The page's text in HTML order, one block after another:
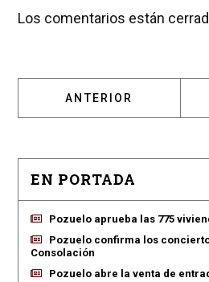
Los comentarios están
ARTÍCULO
ANTERIOR
EN PORTADA
Pozuelo aprueba las 775
Pozuelo confirma los
Consolación
Pozuelo abre la venta de